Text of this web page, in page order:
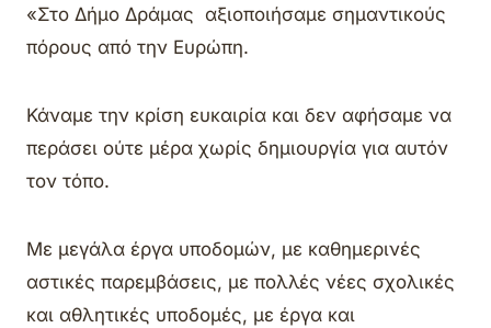
«Στο Δήμο Δράμας αξιοποιήσαμε σημαντικούς
πόρους από την Ευρώπη.
Κάναμε την κρίση ευκαιρία και δεν αφήσαμε να
περάσει ούτε μέρα χωρίς δημιουργία για αυτόν
τον τόπο.
Με μεγάλα έργα υποδομών, με καθημερινές
αστικές παρεμβάσεις, με πολλές νέες σχολικές
και αθλητικές υποδομές, με έργα και